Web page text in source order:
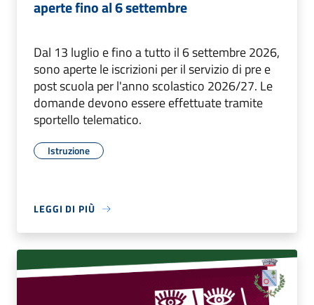
aperte fino al 6 settembre
Dal 13 luglio e fino a tutto il 6 settembre 2026,
sono aperte le iscrizioni per il servizio di pre e
post scuola per l'anno scolastico 2026/27. Le
domande devono essere effettuate tramite
sportello telematico.
Istruzione
LEGGI DI PIÙ